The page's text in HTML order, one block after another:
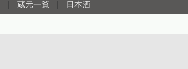
蔵元一覧 日本酒